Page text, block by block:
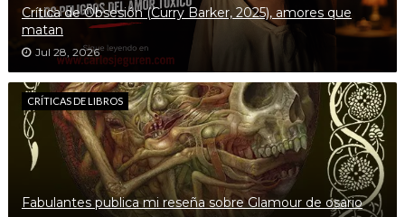
Crítica de Obsesión (Curry Barker, 2025), amores que
matan
Jul 28, 2026
CRÍTICAS DE LIBROS
Fabulantes publica mi reseña sobre Glamour de osario